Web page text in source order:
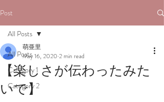
Post
All Posts
Category 1
Category 2
All Posts
【楽しさが伝わったみた
いで】
萌亜里
May 16, 2020 2 min read